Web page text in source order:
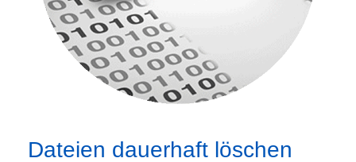
Dateien dauerhaft löschen